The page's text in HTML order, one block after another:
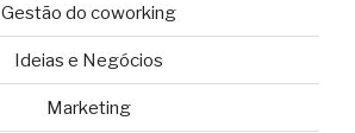
Gestão do coworking
Ideias e Negócios
Marketing